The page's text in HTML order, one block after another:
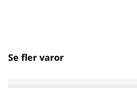
Se fler varor